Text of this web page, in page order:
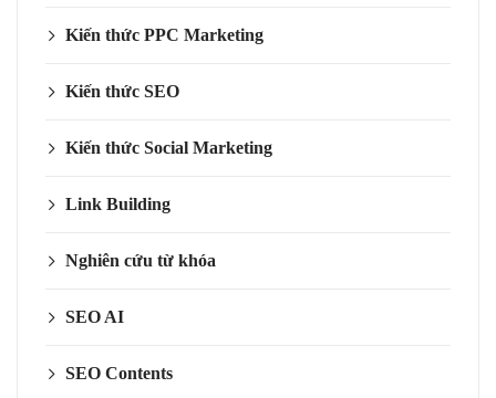
Kiến thức PPC Marketing
Kiến thức SEO
Kiến thức Social Marketing
Link Building
Nghiên cứu từ khóa
SEO AI
SEO Contents